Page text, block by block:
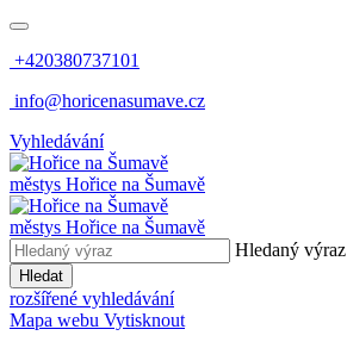
+420380737101
info@horicenasumave.cz
Vyhledávání
městys Hořice na Šumavě
městys Hořice na Šumavě
Hledaný výraz
Hledat
rozšířené vyhledávání
Mapa webu Vytisknout